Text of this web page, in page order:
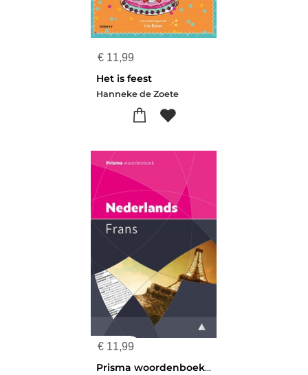
€ 11,99
Het is feest
Hanneke de Zoete
€ 11,99
Prisma woordenboek Nederlands-Frans